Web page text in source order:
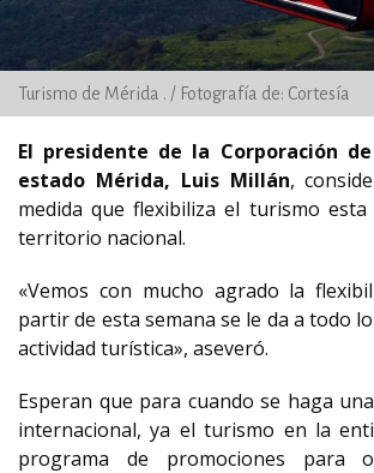
Turismo de Mérida . / Fotografía de: Cortesía
El presidente de la Corporación
estado Mérida, Luis Millán,
medida que flexibiliza el turismo esta
territorio nacional.
«Vemos con mucho agrado la
partir de esta semana se le da a todo
actividad turística», aseveró.
Esperan que para cuando se haga
internacional, ya el turismo en la
programa de promociones para